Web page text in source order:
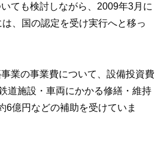
ても検討しながら、2009年3月に
、国の認定を受け実行へと移っ
業の事業費について、設備投資費
道施設・車両にかかる修繕・維持
6億円などの補助を受けていま